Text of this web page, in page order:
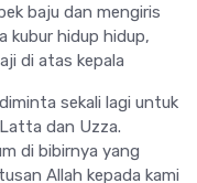
baju dan mengiris
kubur hidup hidup,
di atas kepala
sekali lagi untuk
dan Uzza.
di bibirnya yang
Allah kepada kami